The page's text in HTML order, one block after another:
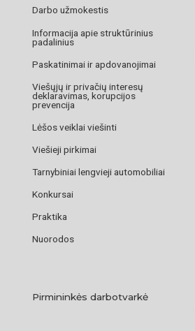
Darbo užmokestis
Informacija apie struktūrinius
padalinius
Paskatinimai ir apdovanojimai
Viešųjų ir privačių interesų
deklaravimas, korupcijos
prevencija
Lėšos veiklai viešinti
Viešieji pirkimai
Tarnybiniai lengvieji automobiliai
Konkursai
Praktika
Nuorodos
Pirmininkės darbotvarkė